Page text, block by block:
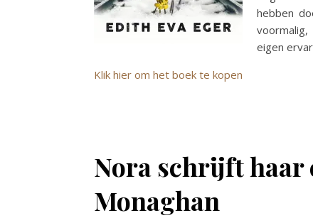
hebben
eigen
Klik hier om het boek te kopen
Nora schrijft haar
Monaghan